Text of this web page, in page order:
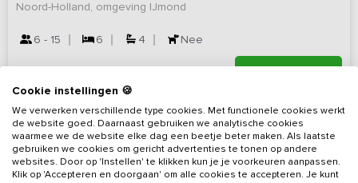
Noord-Holland, omgeving IJmond
6 - 15 6 4 Nee
Cookie instellingen 🍪
We verwerken verschillende type cookies. Met functionele cookies werkt
de website goed. Daarnaast gebruiken we analytische cookies
waarmee we de website elke dag een beetje beter maken. Als laatste
gebruiken we cookies om gericht advertenties te tonen op andere
websites. Door op 'Instellen' te klikken kun je je voorkeuren aanpassen.
Klik op 'Accepteren en doorgaan' om alle cookies te accepteren. Je kunt